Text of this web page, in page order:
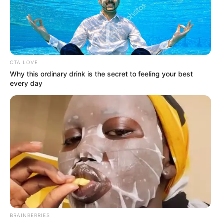
El Instituto De Financiamiento, Promoción Y Desarrollo
De Ibagué –Infibagué
Por:Yamileth Diaz Peña
Junio 23, 2025
CTA LOVE
Why this ordinary drink is the secret to feeling your best
every day
BRAINBERRIES